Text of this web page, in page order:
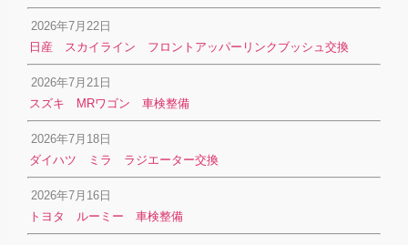
2026年7月22日
日産 スカイライン フロントアッパーリンクブッシュ交換
2026年7月21日
スズキ MRワゴン 車検整備
2026年7月18日
ダイハツ ミラ ラジエーター交換
2026年7月16日
トヨタ ルーミー 車検整備